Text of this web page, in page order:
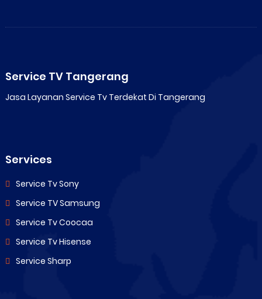
Service TV Tangerang
Jasa Layanan Service Tv Terdekat Di Tangerang
Services
Service Tv Sony
Service TV Samsung
Service Tv Coocaa
Service Tv Hisense
Service Sharp